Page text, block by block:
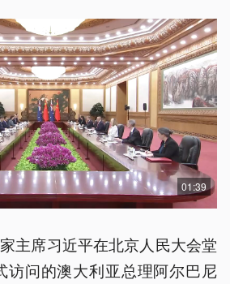
01:39
主席习近平在北京人民大会堂
访问的澳大利亚总理阿尔巴尼